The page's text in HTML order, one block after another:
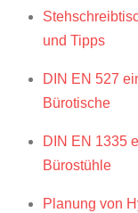
und Tipps
DIN EN 527
Bürotische
DIN EN 1335
Bürostühle
Planung von